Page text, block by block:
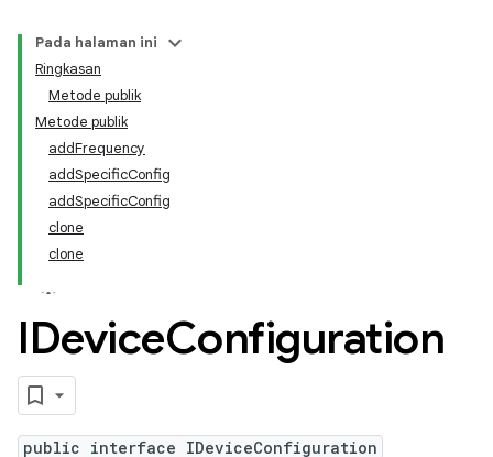
Pada halaman ini
Ringkasan
Metode publik
Metode publik
addFrequency
addSpecificConfig
addSpecificConfig
clone
clone
IDeviceConfiguration
public interface IDeviceConfiguration